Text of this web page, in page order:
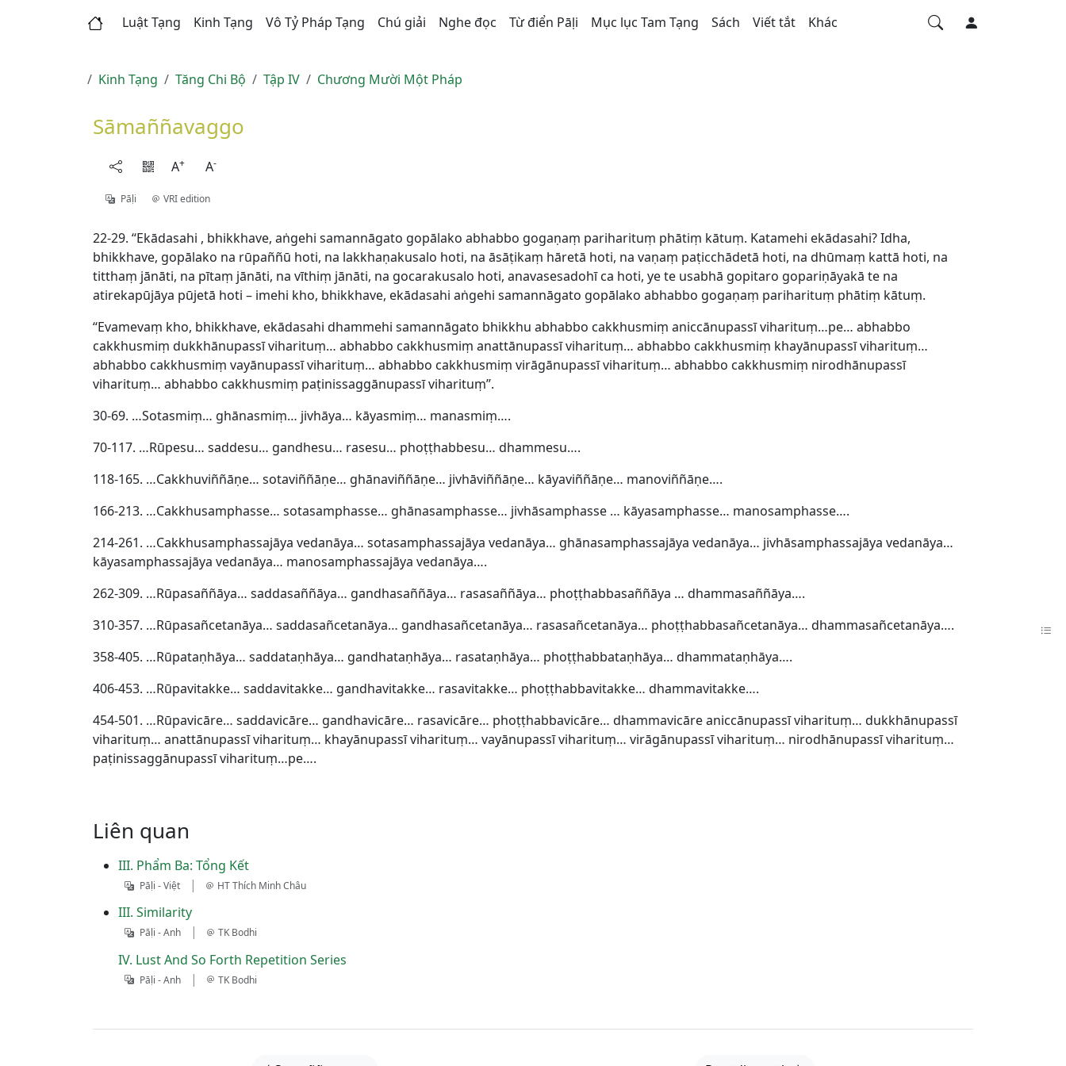
Luật Tạng Kinh Tạng Vô Tỷ Pháp Tạng Chú giải Nghe đọc Từ điển Pāḷi Mục lục Tam Tạng Sách Viết tắt Khác
Kinh Tạng Tăng Chi Bộ Tập IV Chương Mười Một Pháp
Sāmaññavaggo
A+ A-
Pāḷi VRI edition
22-29. ‘‘Ekādasahi , bhikkhave, aṅgehi samannāgato gopālako abhabbo gogaṇaṃ pariharituṃ phātiṃ kātuṃ. Katamehi ekādasahi? Idha,
bhikkhave, gopālako na rūpaññū hoti, na lakkhaṇakusalo hoti, na āsāṭikaṃ hāretā hoti, na vaṇaṃ paṭicchādetā hoti, na dhūmaṃ kattā hoti, na
titthaṃ jānāti, na pītaṃ jānāti, na vīthiṃ jānāti, na gocarakusalo hoti, anavasesadohī ca hoti, ye te usabhā gopitaro gopariṇāyakā te na
atirekapūjāya pūjetā hoti – imehi kho, bhikkhave, ekādasahi aṅgehi samannāgato gopālako abhabbo gogaṇaṃ pariharituṃ phātiṃ kātuṃ.
‘‘Evamevaṃ kho, bhikkhave, ekādasahi dhammehi samannāgato bhikkhu abhabbo cakkhusmiṃ aniccānupassī viharituṃ…pe… abhabbo
cakkhusmiṃ dukkhānupassī viharituṃ… abhabbo cakkhusmiṃ anattānupassī viharituṃ… abhabbo cakkhusmiṃ khayānupassī viharituṃ…
abhabbo cakkhusmiṃ vayānupassī viharituṃ… abhabbo cakkhusmiṃ virāgānupassī viharituṃ… abhabbo cakkhusmiṃ nirodhānupassī
viharituṃ… abhabbo cakkhusmiṃ paṭinissaggānupassī viharituṃ’’.
30-69. …Sotasmiṃ… ghānasmiṃ… jivhāya… kāyasmiṃ… manasmiṃ….
70-117. …Rūpesu… saddesu… gandhesu… rasesu… phoṭṭhabbesu… dhammesu….
118-165. …Cakkhuviññāṇe… sotaviññāṇe… ghānaviññāṇe… jivhāviññāṇe… kāyaviññāṇe… manoviññāṇe….
166-213. …Cakkhusamphasse… sotasamphasse… ghānasamphasse… jivhāsamphasse … kāyasamphasse… manosamphasse….
214-261. …Cakkhusamphassajāya vedanāya… sotasamphassajāya vedanāya… ghānasamphassajāya vedanāya… jivhāsamphassajāya vedanāya…
kāyasamphassajāya vedanāya… manosamphassajāya vedanāya….
262-309. …Rūpasaññāya… saddasaññāya… gandhasaññāya… rasasaññāya… phoṭṭhabbasaññāya … dhammasaññāya….
310-357. …Rūpasañcetanāya… saddasañcetanāya… gandhasañcetanāya… rasasañcetanāya… phoṭṭhabbasañcetanāya… dhammasañcetanāya….
358-405. …Rūpataṇhāya… saddataṇhāya… gandhataṇhāya… rasataṇhāya… phoṭṭhabbataṇhāya… dhammataṇhāya….
406-453. …Rūpavitakke… saddavitakke… gandhavitakke… rasavitakke… phoṭṭhabbavitakke… dhammavitakke….
454-501. …Rūpavicāre… saddavicāre… gandhavicāre… rasavicāre… phoṭṭhabbavicāre… dhammavicāre aniccānupassī viharituṃ… dukkhānupassī
viharituṃ… anattānupassī viharituṃ… khayānupassī viharituṃ… vayānupassī viharituṃ… virāgānupassī viharituṃ… nirodhānupassī viharituṃ…
paṭinissaggānupassī viharituṃ…pe….
Liên quan
III. Phẩm Ba: Tổng Kết
Pāḷi - Việt | HT Thích Minh Châu
III. Similarity
Pāḷi - Anh | TK Bodhi
IV. Lust And So Forth Repetition Series
Pāḷi - Anh | TK Bodhi